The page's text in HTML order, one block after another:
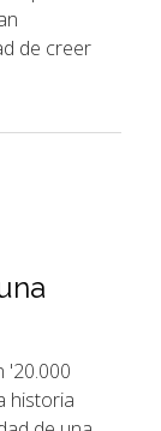
de creer
'20.000
historia